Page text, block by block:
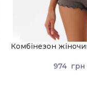
Комбінезон
974 грн